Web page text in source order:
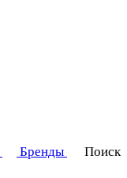
Бренды
Поиск